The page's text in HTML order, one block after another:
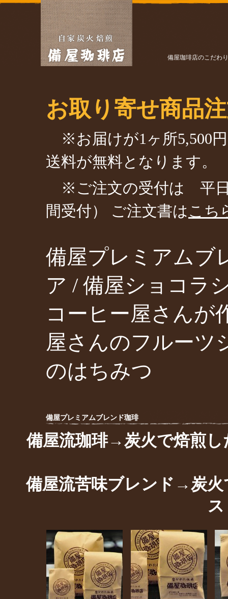
備屋珈琲店のこだわり
お取り寄せ商品
※お届けが1ヶ所5,500
送料が無料となります。
※ご注文の受付は 平日
間受付） ご注文書はこち
備屋プレミアムブ
ア /備屋ショコラ
コーヒー屋さんが
屋さんのフルーツ
のはちみつ
備屋プレミアムブレンド珈琲
備屋流珈琲→炭火で焙煎
備屋流苦味ブレンド→炭